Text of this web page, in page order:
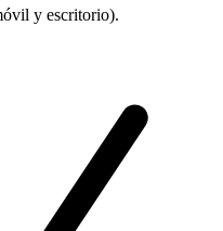
y escritorio).